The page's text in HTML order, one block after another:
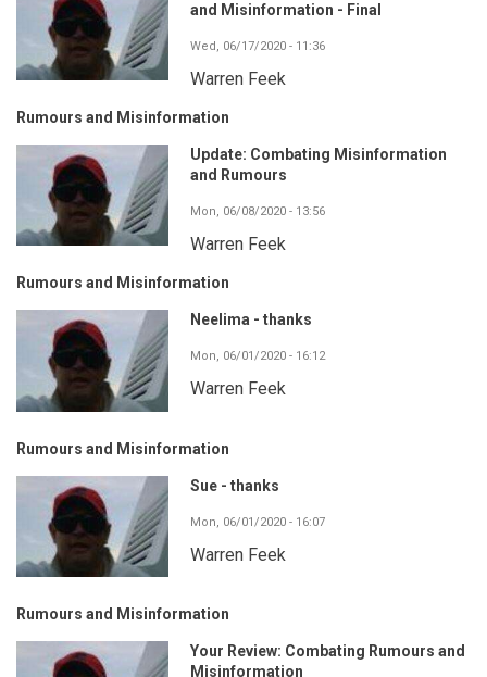
and Misinformation - Final
Wed, 06/17/2020 - 11:36
Warren Feek
Rumours and Misinformation
Update: Combating Misinformation
and Rumours
Mon, 06/08/2020 - 13:56
Warren Feek
Rumours and Misinformation
Neelima - thanks
Mon, 06/01/2020 - 16:12
Warren Feek
Rumours and Misinformation
Sue - thanks
Mon, 06/01/2020 - 16:07
Warren Feek
Rumours and Misinformation
Your Review: Combating Rumours and
Misinformation